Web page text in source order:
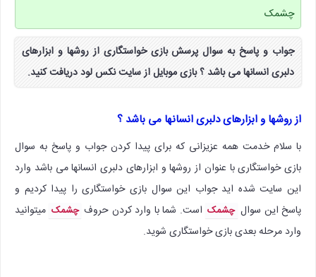
چشمک
جواب و پاسخ به سوال پرسش بازی خواستگاری از روشها و ابزارهای
دلبری انسانها می باشد ؟ بازی موبایل از سایت نکس لود دریافت کنید.
از روشها و ابزارهای دلبری انسانها می باشد ؟
با سلام خدمت همه عزیزانی که برای پیدا کردن جواب و پاسخ به سوال
بازی خواستگاری با عنوان از روشها و ابزارهای دلبری انسانها می باشد وارد
این سایت شده اید جواب این سوال بازی خواستگاری را پیدا کردیم و
پاسخ این سوال چشمک است. شما با وارد کردن حروف چشمک میتوانید
وارد مرحله بعدی بازی خواستگاری شوید.